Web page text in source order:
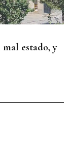
estado, y